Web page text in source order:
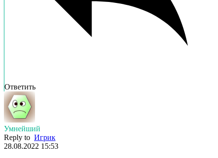
Ответить
Умнейший
Reply to Игрик
28.08.2022 15:53